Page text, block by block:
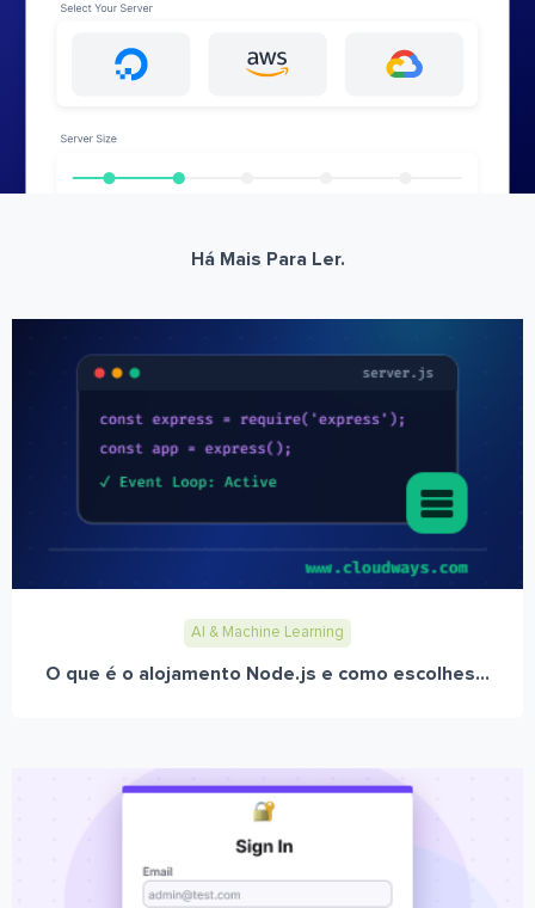
Há Mais Para Ler.
AI & Machine Learning
O que é o alojamento Node.js e como escolhes...